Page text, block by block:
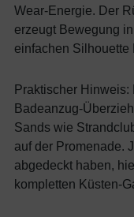
Wear-Energie. Der
erzeugt Bewegung
einfachen Silhouette
Praktischer
Badeanzug-
Sands wie
auf der Promenade.
abgedeckt haben,
kompletten Küsten-